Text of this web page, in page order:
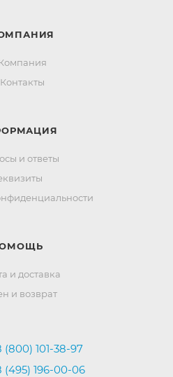
Контакты
и ответы
и доставка
и возврат
(800) 101-38-97
(495) 196-00-06